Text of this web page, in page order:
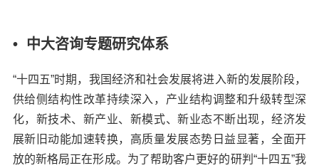
• 中大咨询专题研究体系
“十四五”时期，我国经济和社会发展将进入新的发展阶段，
供给侧结构性改革持续深入，产业结构调整和升级转型深
化，新技术、新产业、新模式、新业态不断出现，经济发
展新旧动能加速转换，高质量发展态势日益显著，全面开
放的新格局正在形成。为了帮助客户更好的研判“十四五”我